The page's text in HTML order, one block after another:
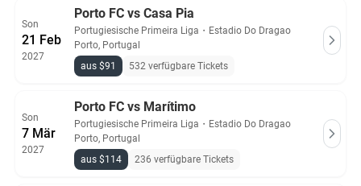
Son
21 Feb
2027
Porto FC vs Casa Pia
Portugiesische Primeira Liga ・ Estadio Do Dragao
Porto, Portugal
aus $91
532 verfügbare Tickets
Son
7 Mär
2027
Porto FC vs Marítimo
Portugiesische Primeira Liga ・ Estadio Do Dragao
Porto, Portugal
aus $114
236 verfügbare Tickets